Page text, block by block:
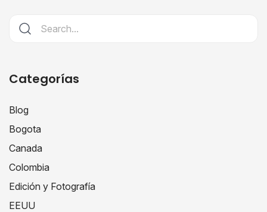
Categorías
Blog
Bogota
Canada
Colombia
Edición y Fotografía
EEUU